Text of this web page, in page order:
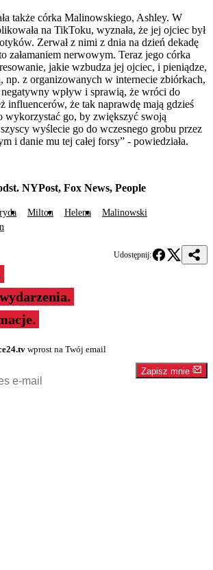
także córka Malinowskiego, Ashley. W
na TikToku, wyznała, że jej ojciec był
Zerwał z nimi z dnia na dzień dekadę
załamaniem nerwowym. Teraz jego córka
jakie wzbudza jej ojciec, i pieniądze,
np. z organizowanych w internecie zbiórkach,
negatywny wpływ i sprawią, że wróci do
influencerów, że tak naprawdę mają gdzieś
wykorzystać go, by zwiększyć swoją
wyślecie go do wczesnego grobu przez
i danie mu tej całej forsy” - powiedziała.
NYPost, Fox News, People
Milton Helena
Malinowski
Udostępnij:
wydarzenia.
wprost na Twój email
Zapisz mnie